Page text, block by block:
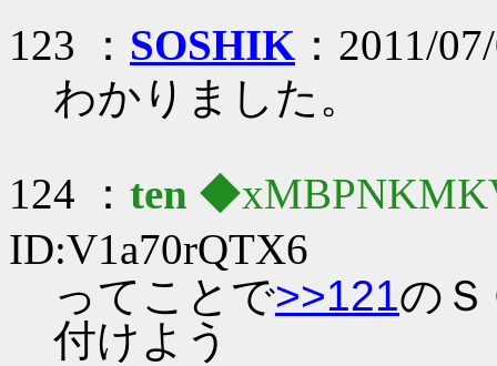
123 ： SOSHIK ：2011/
わかりました。
124 ： ten
ID:V1a70rQTX6
ってことで>>121の
付けよう